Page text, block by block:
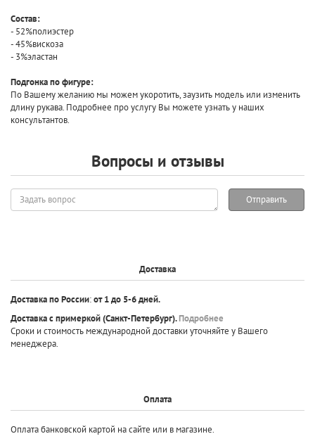
Состав:
- 52%полиэстер
- 45%вискоза
- 3%эластан
Подгонка по фигуре:
По Вашему желанию мы можем укоротить, заузить модель или изменить
длину рукава. Подробнее про услугу Вы можете узнать у наших
консультантов.
Вопросы и отзывы
Задать
вопрос
Отправить
Доставка
Доставка по России:от 1 до 5-6 дней.
Доставка с примеркой(Санкт-Петербург).Подробнее
Сроки и стоимость международной доставки уточняйте у Вашего
менеджера.
Оплата
Оплата банковской картой на сайте или в магазине.